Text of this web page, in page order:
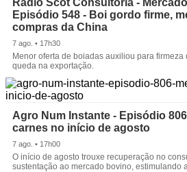
Episódio 548 - Boi gordo firme,
compras da China
7 ago. • 17h30
Menor oferta de boiadas auxiliou para firmeza
queda na exportação.
Agro Num Instante - Episódio
carnes no início de agosto
7 ago. • 17h00
O início de agosto trouxe recuperação no
sustentação ao mercado bovino, estimulando